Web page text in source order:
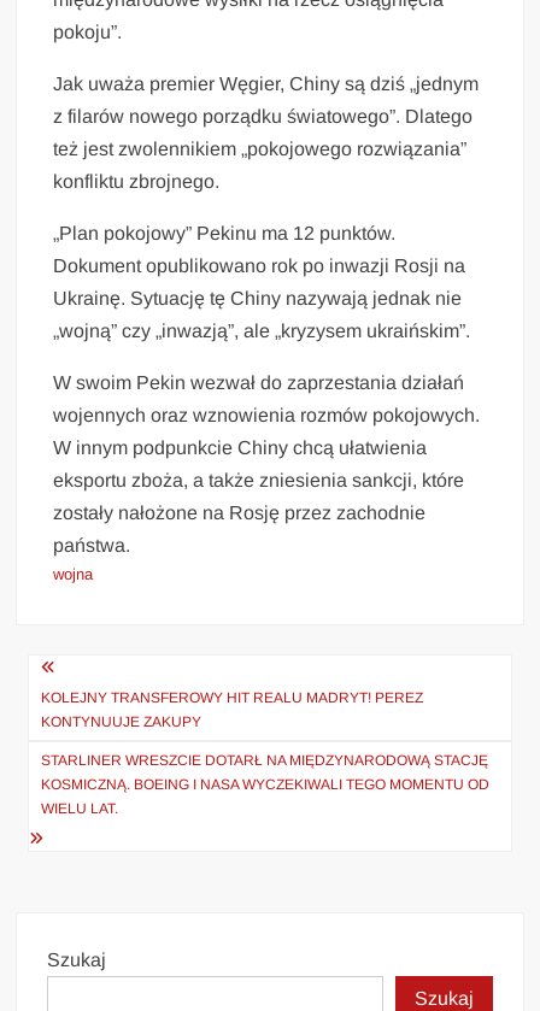
pokoju”.
Jak uważa premier Węgier, Chiny są dziś „jednym
z filarów nowego porządku światowego”. Dlatego
też jest zwolennikiem „pokojowego rozwiązania”
konfliktu zbrojnego.
„Plan pokojowy” Pekinu ma 12 punktów.
Dokument opublikowano rok po inwazji Rosji na
Ukrainę. Sytuację tę Chiny nazywają jednak nie
„wojną” czy „inwazją”, ale „kryzysem ukraińskim”.
W swoim Pekin wezwał do zaprzestania działań
wojennych oraz wznowienia rozmów pokojowych.
W innym podpunkcie Chiny chcą ułatwienia
eksportu zboża, a także zniesienia sankcji, które
zostały nałożone na Rosję przez zachodnie
państwa.
wojna
Nawigacja
wpisu
KOLEJNY TRANSFEROWY HIT REALU MADRYT! PEREZ
KONTYNUUJE ZAKUPY
STARLINER WRESZCIE DOTARŁ NA MIĘDZYNARODOWĄ STACJĘ
KOSMICZNĄ. BOEING I NASA WYCZEKIWALI TEGO MOMENTU OD
WIELU LAT.
Szukaj
Szukaj